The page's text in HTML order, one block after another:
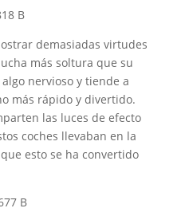
demasiadas virtudes
más soltura que su
nervioso y tiende a
más rápido y divertido.
las luces de efecto
coches llevaban en la
esto se ha convertido